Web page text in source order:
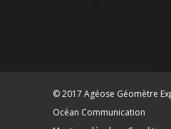
© 2017 Agéose Géomètre
Océan Communication